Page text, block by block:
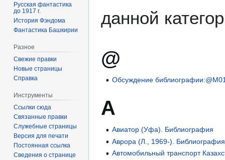
данной
@
Обсуждение
А
Авиатор (Уфа). Библиография
Аврора (Л., 1969-). Библиография
Автомобильный транспорт
Русская фантастика
до 1917 г.
История Фэндома
Фантастика Башкирии
Разное
Свежие правки
Новые страницы
Справка
Инструменты
Ссылки сюда
Связанные правки
Служебные страницы
Версия для печати
Постоянная ссылка
Сведения о странице